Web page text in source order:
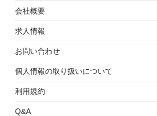
会社概要
求人情報
お問い合わせ
個人情報の取り扱いについて
利用規約
Q&A